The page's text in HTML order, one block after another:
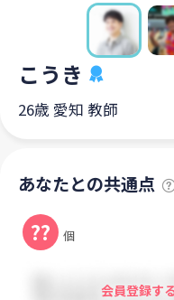
こうき
26歳 愛知 教師
あなたとの共通点
?? 個
会員登録す